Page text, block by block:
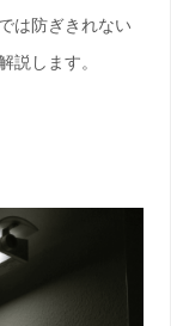
は防ぎきれない
説します。